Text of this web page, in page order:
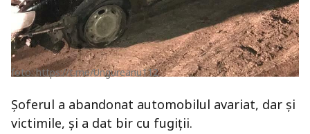
foto: https://t.me/Ungureanu112
Șoferul a abandonat automobilul avariat, dar și
victimile, și a dat bir cu fugiții.